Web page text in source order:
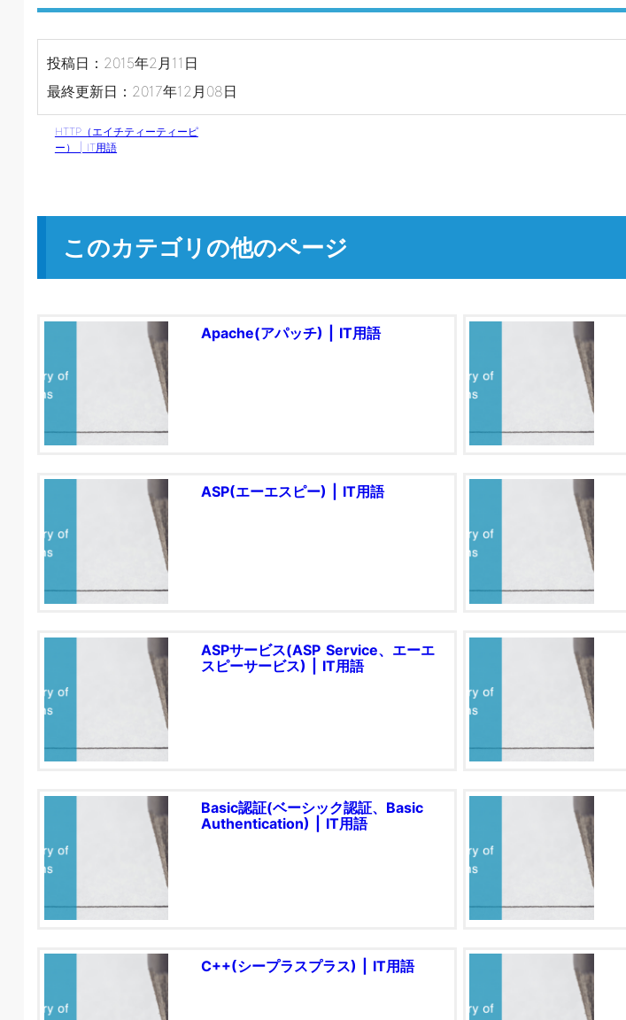
投稿日：2015年2月11日
最終更新日：2017年12月08日
HTTP（エイチティーティーピ
ー） | IT用語
このカテゴリの他のページ
Apache(アパッチ) | IT用語
ASP(エーエスピー) | IT用語
ASPサービス(ASP Service、エーエ
スピーサービス) | IT用語
Basic認証(ベーシック認証、Basic
Authentication) | IT用語
C++(シープラスプラス) | IT用語